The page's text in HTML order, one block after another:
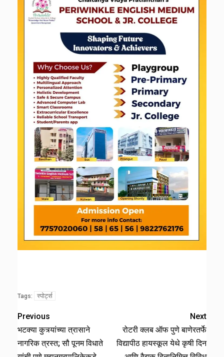
Tags: स्पोर्ट्स
Previous
भटक्या कुत्र्यांच्या त्रासाने
नागरिक त्रस्त; सौ पूनम विधाते
Next
रोटरी क्लब ऑफ पुणे बाणेरतर्फे
विद्यापीठ हायस्कूल येथे कृषी दिन